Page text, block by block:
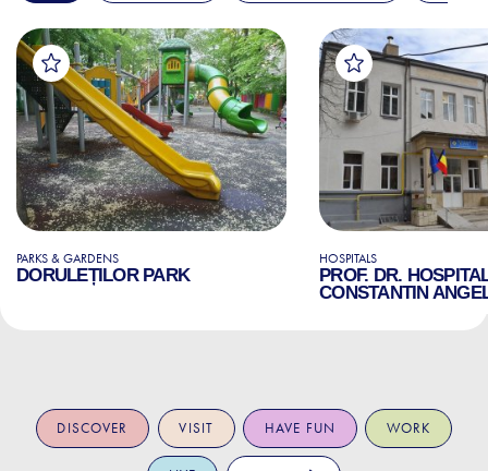
PARKS & GARDENS
DORULEȚILOR PARK
HOSPITALS
PROF. DR.
CONSTANTIN
DISCOVER VISIT HAVE FUN WORK